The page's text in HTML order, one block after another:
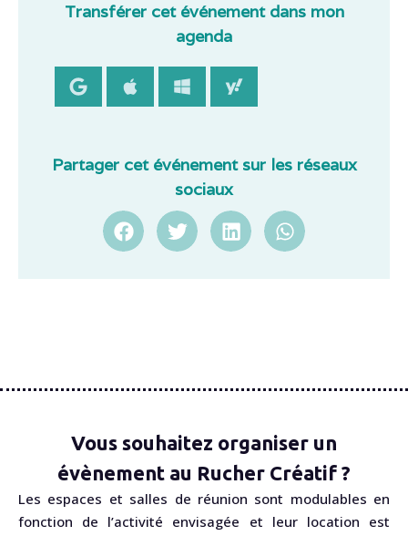
Transférer cet événement dans mon
agenda
Partager cet événement sur les réseaux
sociaux
Vous souhaitez organiser un
évènement au Rucher Créatif ?
Les espaces et salles de réunion sont modulables en
fonction de l’activité envisagée et leur location est